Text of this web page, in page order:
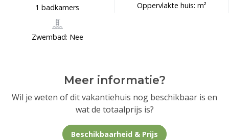
1 badkamers Oppervlakte huis: m²
Zwembad: Nee
Meer informatie?
Wil je weten of dit vakantiehuis nog beschikbaar is en
wat de totaalprijs is?
Beschikbaarheid & Prijs